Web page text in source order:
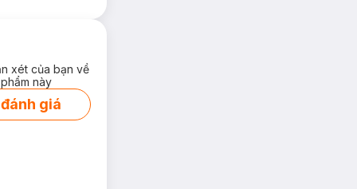
xét của bạn về
này
giá